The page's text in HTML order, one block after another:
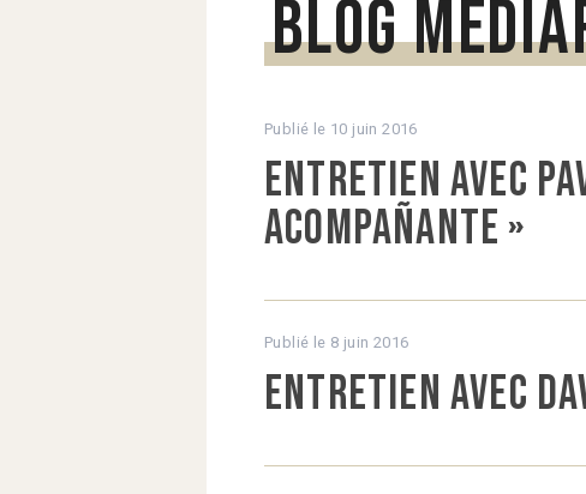
Blog
Publié le 10 juin 2016
Entretien avec
Acompañante »
Publié le 8 juin 2016
Entretien avec